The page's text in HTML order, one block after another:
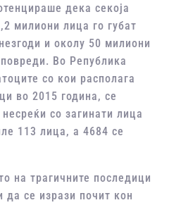
дека секоја
милиони лица го губат
и околу 50 милиони
Во Република
со кои располага
во 2015 година, се
со загинати лица
113 лица, а 4684 се
на трагичните последици
да се изрази почит кон